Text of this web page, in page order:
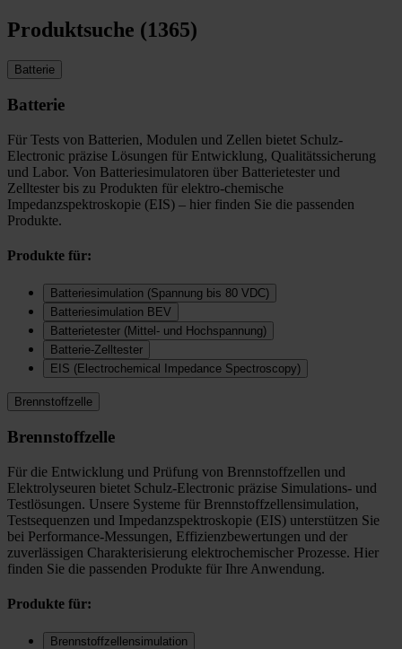
Produktsuche (1365)
Batterie
Batterie
Für Tests von Batterien, Modulen und Zellen bietet Schulz-
Electronic präzise Lösungen für Entwicklung, Qualitätssicherung
und Labor. Von Batteriesimulatoren über Batterietester und
Zelltester bis zu Produkten für elektro-chemische
Impedanzspektroskopie (EIS) – hier finden Sie die passenden
Produkte.
Produkte für:
Batteriesimulation (Spannung bis 80 VDC)
Batteriesimulation BEV
Batterietester (Mittel- und Hochspannung)
Batterie-Zelltester
EIS (Electrochemical Impedance Spectroscopy)
Brennstoffzelle
Brennstoffzelle
Für die Entwicklung und Prüfung von Brennstoffzellen und
Elektrolyseuren bietet Schulz-Electronic präzise Simulations- und
Testlösungen. Unsere Systeme für Brennstoffzellensimulation,
Testsequenzen und Impedanzspektroskopie (EIS) unterstützen Sie
bei Performance-Messungen, Effizienzbewertungen und der
zuverlässigen Charakterisierung elektrochemischer Prozesse. Hier
finden Sie die passenden Produkte für Ihre Anwendung.
Produkte für:
Brennstoffzellensimulation